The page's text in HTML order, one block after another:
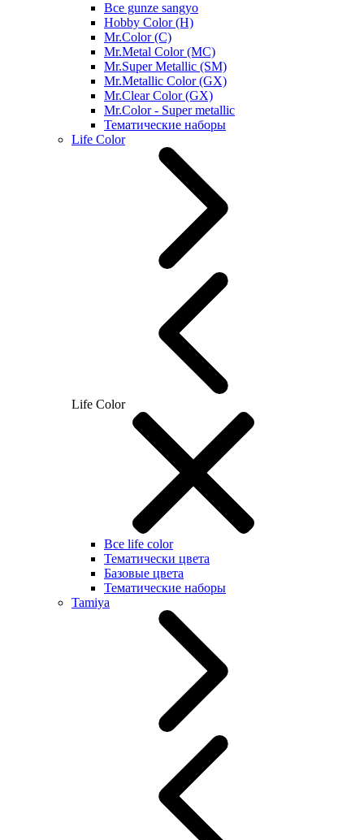
Все gunze sangyo
Hobby Color (H)
Mr.Color (C)
Mr.Metal Color (MC)
Mr.Super Metallic (SM)
Mr.Metallic Color (GX)
Mr.Clear Color (GX)
Mr.Color - Super metallic
Тематические наборы
Life Color
Life Color
Все life color
Тематически цвета
Базовые цвета
Тематические наборы
Tamiya